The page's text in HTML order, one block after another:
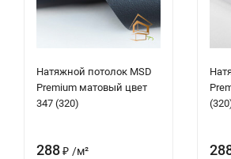
Натяжной потолок MSD
Premium матовый цвет
347 (320)
288₽ /м²